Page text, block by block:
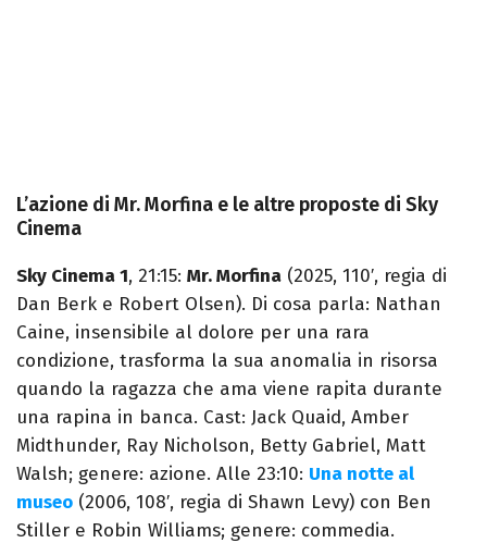
L’azione di Mr. Morfina e le altre proposte di Sky
Cinema
Sky Cinema 1, 21:15: Mr. Morfina (2025, 110′, regia di
Dan Berk e Robert Olsen). Di cosa parla: Nathan
Caine, insensibile al dolore per una rara
condizione, trasforma la sua anomalia in risorsa
quando la ragazza che ama viene rapita durante
una rapina in banca. Cast: Jack Quaid, Amber
Midthunder, Ray Nicholson, Betty Gabriel, Matt
Walsh; genere: azione. Alle 23:10: Una notte al
museo (2006, 108′, regia di Shawn Levy) con Ben
Stiller e Robin Williams; genere: commedia.